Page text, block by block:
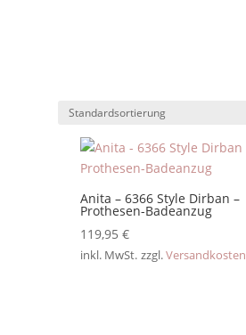
Anita – 6366 Style Dirban –
Prothesen-Badeanzug
119,95 €
inkl. MwSt. zzgl.Versandkosten